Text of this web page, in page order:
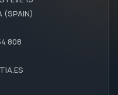
(SPAIN)
808